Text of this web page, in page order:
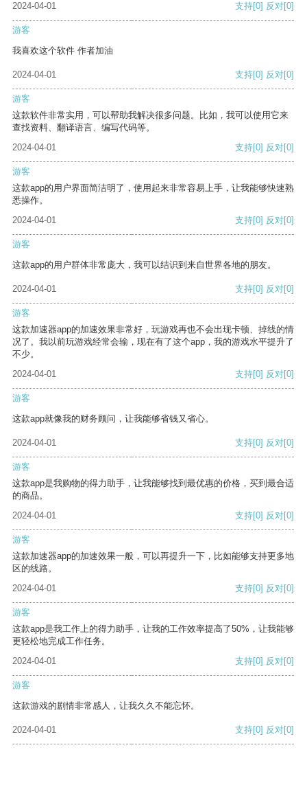
2024-04-01 支持[0] 反对[0]
游客
我喜欢这个软件 作者加油
2024-04-01 支持[0] 反对[0]
游客
这款软件非常实用，可以帮助我解决很多问题。比如，我可以使用它来
查找资料、翻译语言、编写代码等。
2024-04-01
支持[0] 反对[0]
游客
这款app的用户界面简洁明了，使用起来非常容易上手，让我能够快速熟
悉操作。
2024-04-01
支持[0] 反对[0]
游客
这款app的用户群体非常庞大，我可以结识到来自世界各地的朋友。
2024-04-01 支持[0] 反对[0]
游客
这款加速器app的加速效果非常好，玩游戏再也不会出现卡顿、掉线的情
况了。我以前玩游戏经常会输，现在有了这个app，我的游戏水平提升了
不少。
2024-04-01
支持[0] 反对[0]
游客
这款app就像我的财务顾问，让我能够省钱又省心。
2024-04-01 支持[0] 反对[0]
游客
这款app是我购物的得力助手，让我能够找到最优惠的价格，买到最合适
的商品。
2024-04-01
支持[0] 反对[0]
游客
这款加速器app的加速效果一般，可以再提升一下，比如能够支持更多地
区的线路。
2024-04-01
支持[0] 反对[0]
游客
这款app是我工作上的得力助手，让我的工作效率提高了50%，让我能够
更轻松地完成工作任务。
2024-04-01
支持[0] 反对[0]
游客
这款游戏的剧情非常感人，让我久久不能忘怀。
2024-04-01 支持[0] 反对[0]